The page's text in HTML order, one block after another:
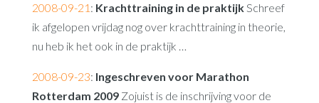
2008-09-21 : Krachttraining in de praktijkSchreef
ik afgelopen vrijdag nog over krachttraining in theorie,
nu heb ik het ook in de praktijk …
2008-09-23: Ingeschreven voor Marathon
Rotterdam 2009Zojuist is de inschrijving voor de